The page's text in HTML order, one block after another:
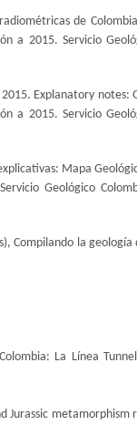
de
a 2015. Servicio
Explanatory notes:
a 2015. Servicio
Mapa
Geológico
Compilando la geología
La Línea
Jurassic